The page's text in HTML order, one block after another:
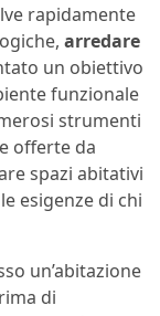
rapidamente
arredare
un obiettivo
funzionale
strumenti
offerte da
spazi abitativi
esigenze di chi
un’abitazione
di